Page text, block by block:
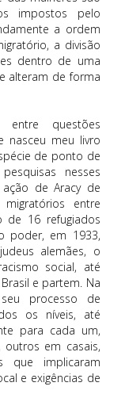
impostos pelo
a ordem
a divisão
dentro de uma
alteram de forma
questões
nasceu meu livro
de ponto de
nesses
de Aracy de
entre
de 16 refugiados
poder, em 1933,
alemães, o
social, até
e partem. Na
processo de
os níveis, até
para cada um,
outros em casais,
que implicaram
e exigências de